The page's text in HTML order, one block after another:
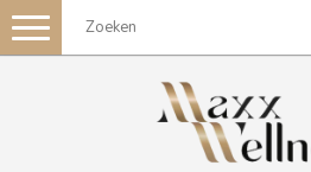
Toggle
navigation